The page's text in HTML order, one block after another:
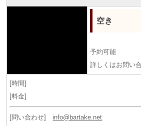
空き
予約可能
詳しくはお問い
[時間]
[料金]
[問い合わせ] info@bartake.net